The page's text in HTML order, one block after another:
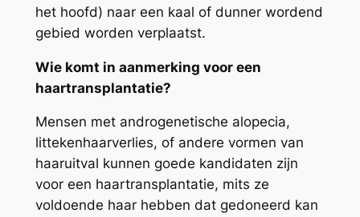
het hoofd) naar een kaal of dunner wordend
gebied worden verplaatst.
Wie komt in aanmerking voor een
haartransplantatie?
Mensen met androgenetische alopecia,
littekenhaarverlies, of andere vormen van
haaruitval kunnen goede kandidaten zijn
voor een haartransplantatie, mits ze
voldoende haar hebben dat gedoneerd kan